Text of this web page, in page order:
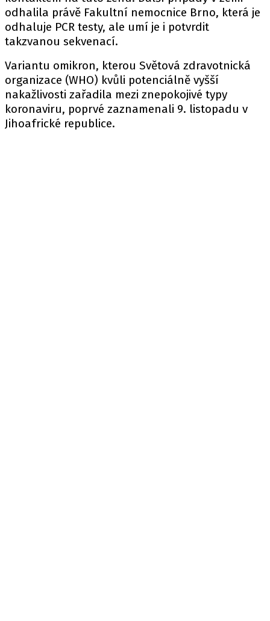
odhalila právě Fakultní nemocnice Brno, která je
odhaluje PCR testy, ale umí je i potvrdit
takzvanou sekvenací.
Variantu omikron, kterou Světová zdravotnická
organizace (WHO) kvůli potenciálně vyšší
nakažlivosti zařadila mezi znepokojivé typy
koronaviru, poprvé zaznamenali 9. listopadu v
Jihoafrické republice.